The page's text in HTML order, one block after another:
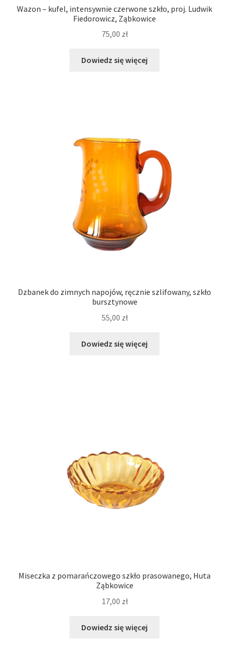
Wazon – kufel, intensywnie czerwone szkło, proj. Ludwik
Fiedorowicz, Ząbkowice
75,00 zł
Dowiedz się więcej
Dzbanek do zimnych napojów, ręcznie szlifowany, szkło
bursztynowe
55,00 zł
Dowiedz się więcej
Miseczka z pomarańczowego szkło prasowanego, Huta
Ząbkowice
17,00 zł
Dowiedz się więcej